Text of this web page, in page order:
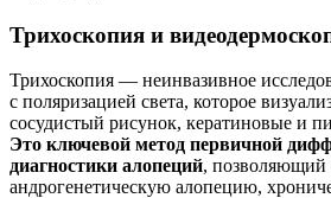
Трихоскопия и
Трихоскопия — неинвазивное
с поляризацией света, которое
сосудистый рисунок, кератиновые и
Это ключевой метод первичной
диагностики алопеций, позволяющий
андрогенетическую алопецию,